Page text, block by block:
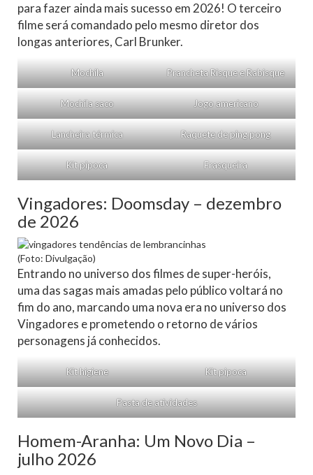
para fazer ainda mais sucesso em 2026! O terceiro
filme será comandado pelo mesmo diretor dos
longas anteriores, Carl Brunker.
Mochila Prancheta Risque e Rabisque
Mochila saco Jogo americano
Lancheira térmica Raquete de ping pong
Kit pipoca Frasqueira
Vingadores: Doomsday – dezembro
de 2026
(Foto: Divulgação)
Entrando no universo dos filmes de super-heróis,
uma das sagas mais amadas pelo público voltará no
fim do ano, marcando uma nova era no universo dos
Vingadores e prometendo o retorno de vários
personagens já conhecidos.
Kit higiene Kit pipoca
Pasta de atividades
Homem-Aranha: Um Novo Dia –
julho 2026